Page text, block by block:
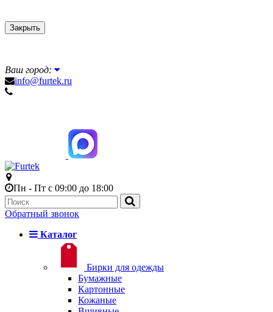
Закрыть
Ваш город:
info@furtek.ru
Пн - Пт с 09:00 до 18:00
Обратный звонок
Каталог
Бирки для одежды
Бумажные
Картонные
Кожаные